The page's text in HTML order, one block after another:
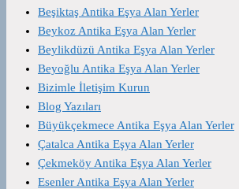
Beşiktaş Antika Eşya Alan Yerler
Beykoz Antika Eşya Alan Yerler
Beylikdüzü Antika Eşya Alan Yerler
Beyoğlu Antika Eşya Alan Yerler
Bizimle İletişim Kurun
Blog Yazıları
Büyükçekmece Antika Eşya Alan Yerler
Çatalca Antika Eşya Alan Yerler
Çekmeköy Antika Eşya Alan Yerler
Esenler Antika Eşya Alan Yerler